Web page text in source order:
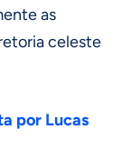
as
celeste
por Lucas